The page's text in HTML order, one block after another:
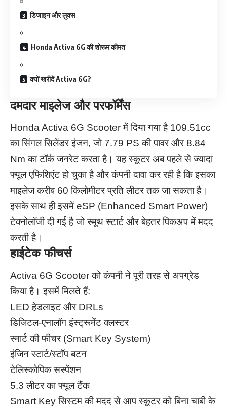
डिजाइन और लुक्स
Honda Activa 6G की शोरूम कीमत
क्यों खरीदें Activa 6G?
दमदार माइलेज और परफॉर्मेंस
Honda Activa 6G Scooter में दिया गया है 109.51cc
का सिंगल सिलेंडर इंजन, जो 7.79 PS की पावर और 8.84
Nm का टॉर्क जनरेट करता है। यह स्कूटर अब पहले से ज्यादा
फ्यूल एफिशिएंट हो चुका है और कंपनी दावा कर रही है कि इसका
माइलेज करीब 60 किलोमीटर प्रति लीटर तक जा सकता है।
इसके साथ ही इसमें eSP (Enhanced Smart Power)
टेक्नोलॉजी दी गई है जो स्मूथ स्टार्ट और बेहतर पिकअप में मदद
करती है।
हाईटेक फीचर्स
Activa 6G Scooter को कंपनी ने पूरी तरह से अपग्रेड
किया है। इसमें मिलते हैं:
LED हेडलाइट और DRLs
डिजिटल-एनालॉग इंस्ट्रूमेंट क्लस्टर
स्मार्ट की फीचर (Smart Key System)
इंजिन स्टार्ट/स्टॉप बटन
टेलिस्कोपिक सस्पेंशन
5.3 लीटर का फ्यूल टैंक
Smart Key सिस्टम की मदद से आप स्कूटर को बिना चाबी के